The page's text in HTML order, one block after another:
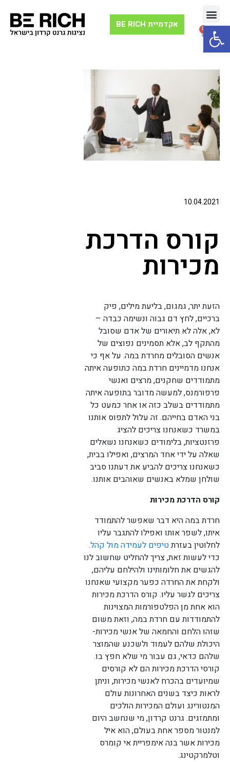
Open toolbar
0 אקדמיית BE RICH
10.04.2021
קורס הדרכת
מכירות
הזעת יתר, גמגום, בליעת מילים, פיק
ברכיים, לחץ דם גבוה ונשימה כבדה –
לא, אלה לא תיאורים של אדם שסובל
מהתקף לב, אלא תסמינים נפוצים של
אנשים הסובלים מחרדת במה. על אף כי
אנחנו מדמיינים חרדת במה כתופעה איתה
מתמודדים שחקנים, מרצים ואנשי
פרפורמנס, למעשה מדובר בתופעה איתה
מתמודדים בשלב כזה או אחר כמעט כל
בני האדם בחייהם. זה עלול לתפוס אותנו
במשרד כשאנחנו צריכים להציג
פרזנטציות, בלימודים כשאנחנו נשאלים
שאלה על ידי אחד המרצים, ואפילו בבית,
כשאנחנו צריכים להביע את דעתנו סביב
שולחן שמלא באנשים שאוהבים אותנו.
קורס הדרכת מכירות
חרדת במה היא דבר שאפשר להתמודד
איתו, לשפר אותו ואפילו להתגבר עליו
לחלוטין בעזרתטיפים לעמידה מול קהל.
כדי לעשות זאת, צריך להחליט שחשוב לנו
להגשים את חלומותינו ולהילחם עליהם,
ולקחת את החרדה כפער מקצועי שאנחנו
צריכים לגשר עליו. קורס הדרכת מכירות
הוא אחת מן הפלטפורמות המצוינות
להתמודדות עם חרדת במה, וזאת משום
שזהו הלחם והחמאה של אנשי מכירות-
היכולת שלהם לעמוד ולשכנע שהמוצר
שלהם כדאי, גם עבור מי שלא חפץ בו.
קורסי הדרכת מכירות הם לא קורסים
שמיועדים בהכרח לאנשי מכירות, וניתן
לראות כיצד בשנים האחרונות עולם
המנטורינג ועולם המכירות הולכים
ומתמזגים. גרנט קרדון, מי שנחשב היום
למנטור מספר אחת בעולם, הוא איל
מכירות אשר בנה אימפריית אי קומרס
וטלמרקטינג.
לורם איפסום דולור סיט אמט, קונסקטורר
אדיפיסינג אלית לפרומי בלוף קינץ תתיח לרעח. לת
צשחמי צש בליא, מנסוטו צמלח לביקו ננבי, צמוקו